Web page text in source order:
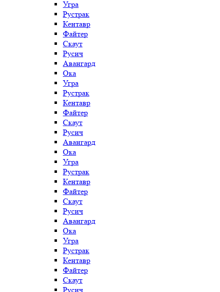
Угра
Рустрак
Кентавр
Файтер
Скаут
Русич
Авангард
Ока
Угра
Рустрак
Кентавр
Файтер
Скаут
Русич
Авангард
Ока
Угра
Рустрак
Кентавр
Файтер
Скаут
Русич
Авангард
Ока
Угра
Рустрак
Кентавр
Файтер
Скаут
Русич